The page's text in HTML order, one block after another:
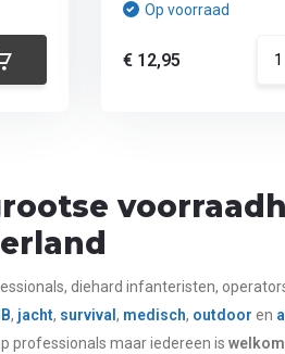
Op voorraad
€ 12,95
diehard infanteristen,
, jacht, survival , medisch, outdoor en
professionals maar iedereen is welkom